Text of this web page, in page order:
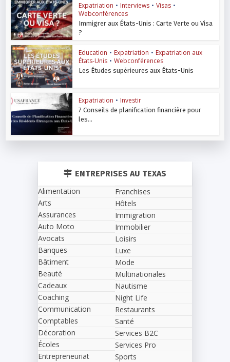
Expatriation • Interviews • Visas •
Webconférences
Immigrer aux États-Unis : Carte Verte ou Visa
?
Education • Expatriation • Expatriation aux
États-Unis • Webconférences
Les Études supérieures aux États-Unis
Expatriation • Investir
7 Conseils de planification financière pour
les...
ENTREPRISES AU TEXAS
Alimentation
Arts
Assurances
Auto Moto
Avocats
Banques
Bâtiment
Beauté
Cadeaux
Coaching
Communication
Comptables
Décoration
Écoles
Entrepreneuriat
Franchises
Hôtels
Immigration
Immobilier
Loisirs
Luxe
Mode
Multinationales
Nautisme
Night Life
Restaurants
Santé
Services B2C
Services Pro
Sports